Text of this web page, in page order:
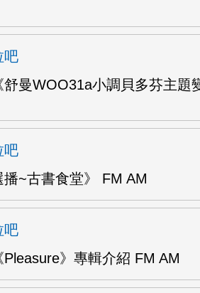
吧
舒曼WOO31a小調貝多芬主題
吧
播~古書食堂》 FM AM
吧
》專輯介紹 FM AM